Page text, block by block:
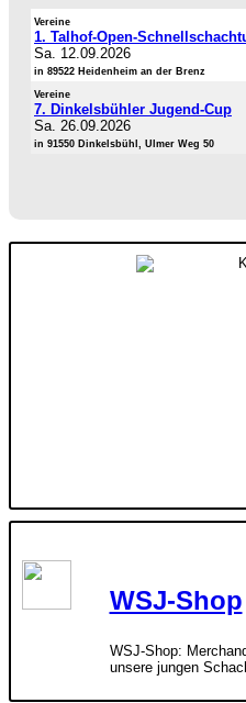
Vereine
1. Talhof-Open-
Sa. 12.09.2026
in 89522 Heidenheim an der Brenz
Vereine
7. Dinkelsbühler Jugend-Cup
Sa. 26.09.2026
in 91550 Dinkelsbühl, Ulmer Weg 50
WSJ-Shop
WSJ-Shop:
unsere jungen